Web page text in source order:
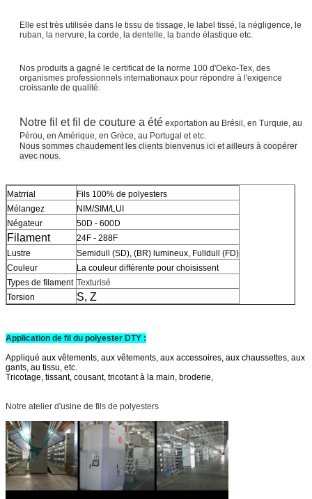
Elle est très utilisée dans le tissu de tissage, le label tissé, la négligence, le
ruban, la nervure, la corde, la dentelle, la bande élastique etc.
Nos produits a gagné le certificat de la norme 100 d'Oeko-Tex, des
organismes professionnels internationaux pour répondre à l'exigence
croissante de qualité.
Notre fil et fil de couture a été exportation au Brésil, en Turquie, au
Pérou, en Amérique, en Grèce, au Portugal et etc.
Nous sommes chaudement les clients bienvenus ici et ailleurs à coopérer
avec nous.
Matrrial
Fils 100% de polyesters
Mélangez
NIM/SIM/LUI
Négateur
50D - 600D
Filament
24F - 288F
Lustre
Semidull (SD), (BR) lumineux, Fulldull (FD)
Couleur
La couleur différente pour choisissent
Types de filament Texturisé
Torsion
S, Z
Application de fil du polyester DTY :
Appliqué aux vêtements, aux vêtements, aux accessoires, aux chaussettes, aux
gants, au tissu, etc.
Tricotage, tissant, cousant, tricotant à la main, broderie,
Notre atelier d'usine de fils de polyesters